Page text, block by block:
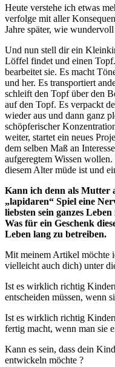
Heute verstehe ich etwas
verfolge mit aller
Jahre später, wie
Und nun stell dir ein
Löffel findet und einen
bearbeitet sie. Es macht
und her. Es transportiert
schleift den Topf über den
auf den Topf. Es verpackt
wieder aus und dann ganz
schöpferischer
weiter, startet ein neues
dem selben Maß an
aufgeregtem Wissen
diesem Alter müde ist und
Kann ich denn als Mutter
„lapidaren“ Spiel eine
liebsten sein ganzes
Was für ein Geschenk
Leben lang zu betreiben.
Mit meinem Artikel möchte
vielleicht auch dich) unter
Ist es wirklich richtig
entscheiden müssen, wenn
Ist es wirklich richtig
fertig macht, wenn man sie
Kann es sein, dass dein
entwickeln möchte ?